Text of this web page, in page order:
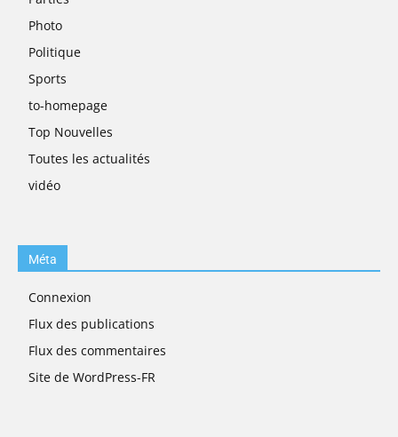
Photo
Politique
Sports
to-homepage
Top Nouvelles
Toutes les actualités
vidéo
Méta
Connexion
Flux des publications
Flux des commentaires
Site de WordPress-FR